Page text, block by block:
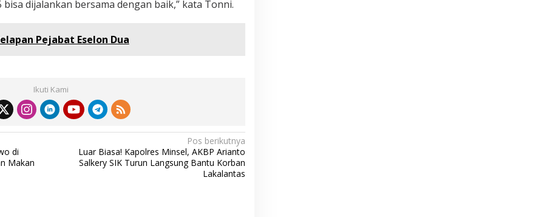
dijalankan bersama dengan baik,” kata Tonni.
Pejabat Eselon Dua
Ikuti Kami
di
Makan
Pos berikutnya
Luar Biasa! Kapolres Minsel, AKBP Arianto
Salkery SIK Turun Langsung Bantu Korban
Lakalantas